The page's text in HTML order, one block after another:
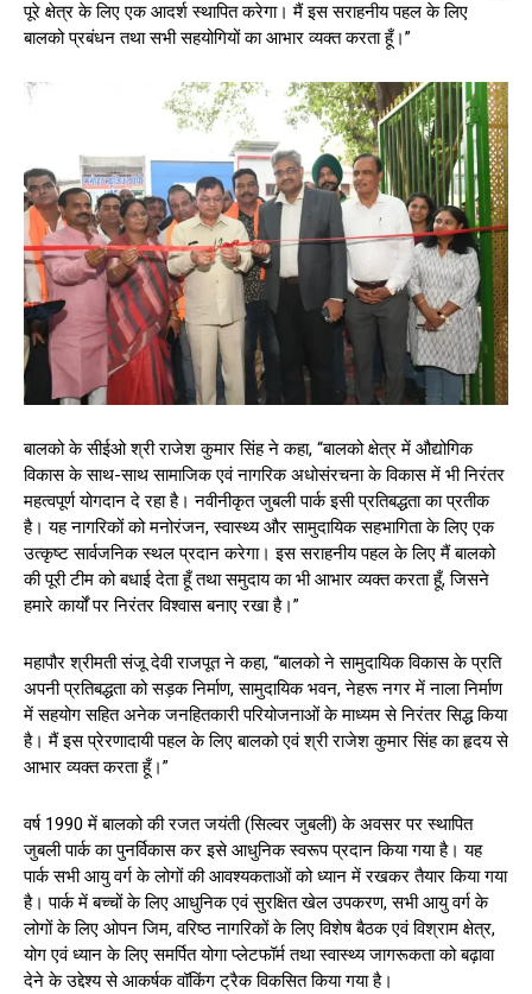
पूरे क्षेत्र के लिए एक आदर्श स्थापित करेगा। मैं इस सराहनीय पहल के लिए
बालको प्रबंधन तथा सभी सहयोगियों का आभार व्यक्त करता हूँ।”
बालको के सीईओ श्री राजेश कुमार सिंह ने कहा, “बालको क्षेत्र में औद्योगिक
विकास के साथ-साथ सामाजिक एवं नागरिक अधोसंरचना के विकास में भी निरंतर
महत्वपूर्ण योगदान दे रहा है। नवीनीकृत जुबली पार्क इसी प्रतिबद्धता का प्रतीक
है। यह नागरिकों को मनोरंजन, स्वास्थ्य और सामुदायिक सहभागिता के लिए एक
उत्कृष्ट सार्वजनिक स्थल प्रदान करेगा। इस सराहनीय पहल के लिए मैं बालको
की पूरी टीम को बधाई देता हूँ तथा समुदाय का भी आभार व्यक्त करता हूँ, जिसने
हमारे कार्यों पर निरंतर विश्वास बनाए रखा है।”
महापौर श्रीमती संजू देवी राजपूत ने कहा, “बालको ने सामुदायिक विकास के प्रति
अपनी प्रतिबद्धता को सड़क निर्माण, सामुदायिक भवन, नेहरू नगर में नाला निर्माण
में सहयोग सहित अनेक जनहितकारी परियोजनाओं के माध्यम से निरंतर सिद्ध किया
है। मैं इस प्रेरणादायी पहल के लिए बालको एवं श्री राजेश कुमार सिंह का हृदय से
आभार व्यक्त करता हूँ।”
वर्ष 1990 में बालको की रजत जयंती (सिल्वर जुबली) के अवसर पर स्थापित
जुबली पार्क का पुनर्विकास कर इसे आधुनिक स्वरूप प्रदान किया गया है। यह
पार्क सभी आयु वर्ग के लोगों की आवश्यकताओं को ध्यान में रखकर तैयार किया गया
है। पार्क में बच्चों के लिए आधुनिक एवं सुरक्षित खेल उपकरण, सभी आयु वर्ग के
लोगों के लिए ओपन जिम, वरिष्ठ नागरिकों के लिए विशेष बैठक एवं विश्राम क्षेत्र,
योग एवं ध्यान के लिए समर्पित योगा प्लेटफॉर्म तथा स्वास्थ्य जागरूकता को बढ़ावा
देने के उद्देश्य से आकर्षक वॉकिंग ट्रैक विकसित किया गया है।